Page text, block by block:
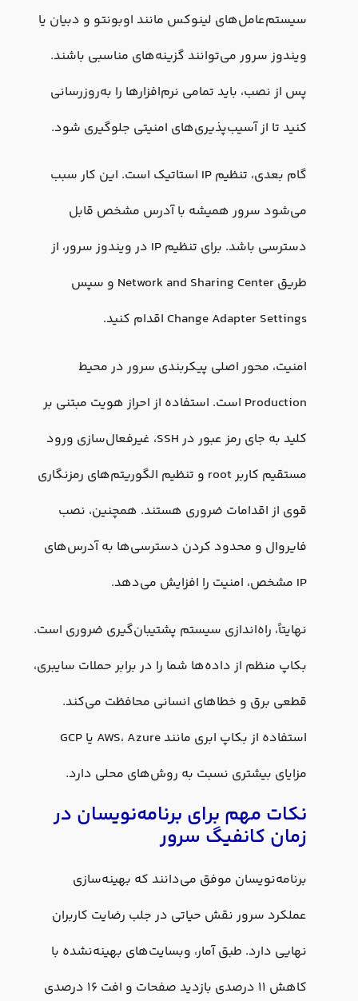
سیستم‌عامل‌های لینوکس مانند اوبونتو و دبیان یا
ویندوز سرور می‌توانند گزینه‌های مناسبی باشند.
پس از نصب، باید تمامی نرم‌افزارها را به‌روزرسانی
کنید تا از آسیب‌پذیری‌های امنیتی جلوگیری شود.
گام بعدی، تنظیم IP استاتیک است. این کار سبب
می‌شود سرور همیشه با آدرس مشخص قابل
دسترسی باشد. برای تنظیم IP در ویندوز سرور، از
طریق Network and Sharing Center و سپس
Change Adapter Settings اقدام کنید.
امنیت، محور اصلی پیکربندی سرور در محیط
Production است. استفاده از احراز هویت مبتنی بر
کلید به جای رمز عبور در SSH، غیرفعال‌سازی ورود
مستقیم کاربر root و تنظیم الگوریتم‌های رمزنگاری
قوی از اقدامات ضروری هستند. همچنین، نصب
فایروال و محدود کردن دسترسی‌ها به آدرس‌های
IP مشخص، امنیت را افزایش می‌دهد.
نهایتاً، راه‌اندازی سیستم پشتیبان‌گیری ضروری است.
بکاپ منظم از داده‌ها شما را در برابر حملات سایبری،
قطعی برق و خطاهای انسانی محافظت می‌کند.
استفاده از بکاپ ابری مانند AWS، Azure یا GCP
مزایای بیشتری نسبت به روش‌های محلی دارد.
نکات مهم برای برنامه‌نویسان در
زمان کانفیگ سرور
برنامه‌نویسان موفق می‌دانند که بهینه‌سازی
عملکرد سرور نقش حیاتی در جلب رضایت کاربران
نهایی دارد. طبق آمار، وبسایت‌های بهینه‌نشده با
کاهش ۱۱ درصدی بازدید صفحات و افت ۱۶ درصدی